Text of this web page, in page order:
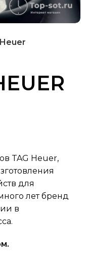
TAG Heuer,
для
лет бренд
в